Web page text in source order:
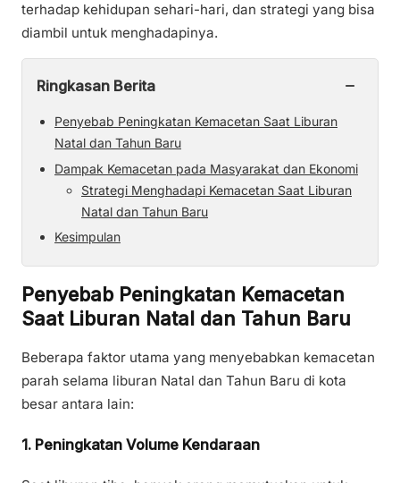
terhadap kehidupan sehari-hari, dan strategi yang bisa
diambil untuk menghadapinya.
Ringkasan Berita −
Penyebab Peningkatan Kemacetan Saat Liburan
Natal dan Tahun Baru
Dampak Kemacetan pada Masyarakat dan Ekonomi
Strategi Menghadapi Kemacetan Saat Liburan
Natal dan Tahun Baru
Kesimpulan
Penyebab Peningkatan Kemacetan
Saat Liburan Natal dan Tahun Baru
Beberapa faktor utama yang menyebabkan kemacetan
parah selama liburan Natal dan Tahun Baru di kota
besar antara lain:
1. Peningkatan Volume Kendaraan